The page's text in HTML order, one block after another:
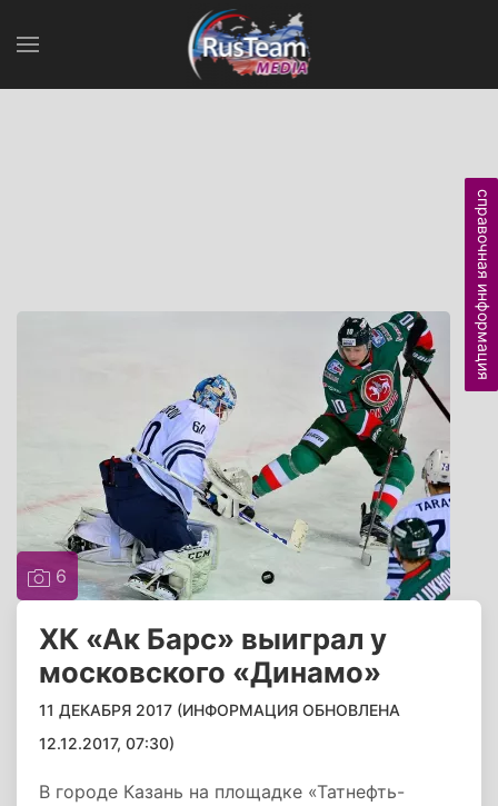
6
ХК «Ак Барс» выиграл у
московского «Динамо»
11 ДЕКАБРЯ 2017 (ИНФОРМАЦИЯ ОБНОВЛЕНА
12.12.2017, 07:30)
В городе Казань на площадке «Татнефть-
справочная информация